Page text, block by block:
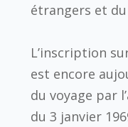
étrangers et du
L’inscription
est encore
du voyage par
du 3 janvier